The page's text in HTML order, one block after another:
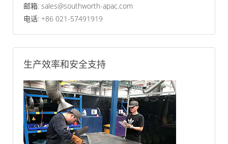
邮箱: sales@southworth-apac.com
电话: +86 021-57491919
生产效率和安全支持